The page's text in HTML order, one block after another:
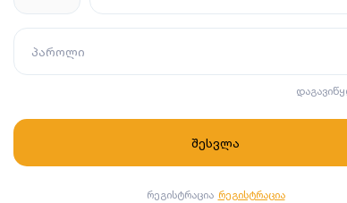
პაროლი
რეგისტრაცია რეგისტრაცია